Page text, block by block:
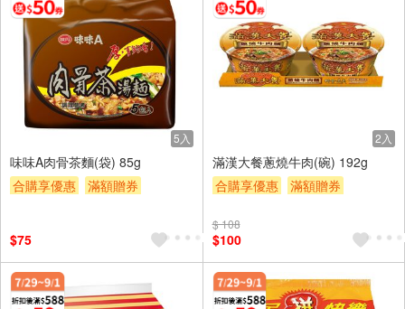
5入
味味A肉骨茶麵(袋) 85g
合購享優惠
滿額贈券
$75
2入
滿漢大餐蔥燒牛肉(碗) 192g
合購享優惠
滿額贈券
$ 108
$100